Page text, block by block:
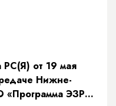
от 19 мая
Нижне-
«Программа ЭЗР